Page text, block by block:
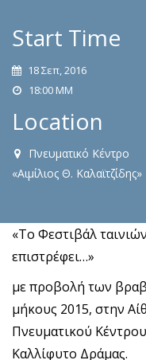
Start Time
18 Σεπ, 2016
18:00 ΜΜ
Location
Πνευματικό Κέντρο
«Αιμίλιος Θ. Καλαϊτζίδης»
«Το Φεστιβάλ
επιστρέφει…»
με προβολή των
μήκους 2015, στην
Πνευματικού
Καλλίφυτο Δράμας.